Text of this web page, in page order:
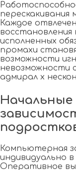
перескакивания
Каждое
исполненных
промахи
возможности
невозможности
адмирал х
Начальные
Компьютерная
индивидуально
Оперативное